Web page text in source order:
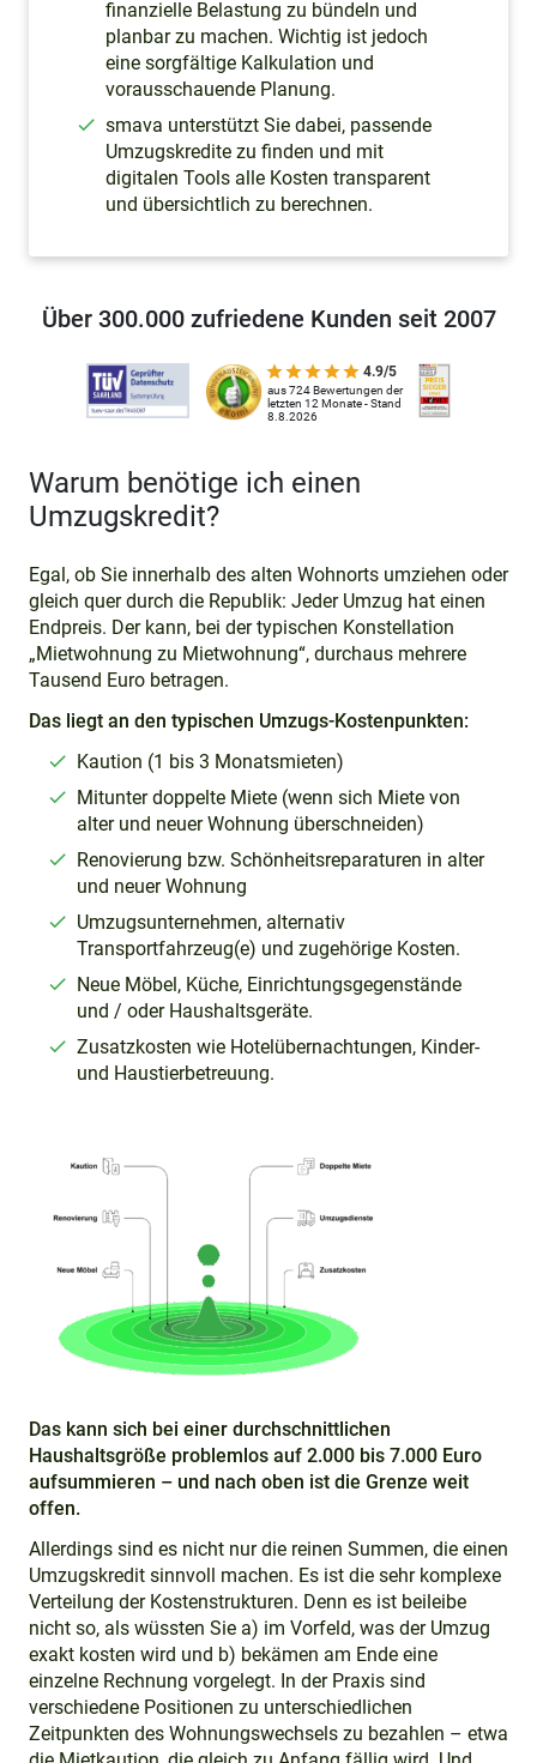
finanzielle Belastung zu bündeln und
planbar zu machen. Wichtig ist jedoch
eine sorgfältige Kalkulation und
vorausschauende Planung.
smava unterstützt Sie dabei, passende
Umzugskredite zu finden und mit
digitalen Tools alle Kosten transparent
und übersichtlich zu berechnen.
Über 300.000 zufriedene Kunden seit 2007
4.9/5
aus 724 Bewertungen der
letzten 12 Monate - Stand
8.8.2026
Warum benötige ich einen
Umzugskredit?
Egal, ob Sie innerhalb des alten Wohnorts umziehen oder
gleich quer durch die Republik: Jeder Umzug hat einen
Endpreis. Der kann, bei der typischen Konstellation
„Mietwohnung zu Mietwohnung“, durchaus mehrere
Tausend Euro betragen.
Das liegt an den typischen Umzugs-Kostenpunkten:
Kaution (1 bis 3 Monatsmieten)
Mitunter doppelte Miete (wenn sich Miete von
alter und neuer Wohnung überschneiden)
Renovierung bzw. Schönheitsreparaturen in alter
und neuer Wohnung
Umzugsunternehmen, alternativ
Transportfahrzeug(e) und zugehörige Kosten.
Neue Möbel, Küche, Einrichtungsgegenstände
und / oder Haushaltsgeräte.
Zusatzkosten wie Hotelübernachtungen, Kinder-
und Haustierbetreuung.
Das kann sich bei einer durchschnittlichen
Haushaltsgröße problemlos auf 2.000 bis 7.000 Euro
aufsummieren – und nach oben ist die Grenze weit
offen.
Allerdings sind es nicht nur die reinen Summen, die einen
Umzugskredit sinnvoll machen. Es ist die sehr komplexe
Verteilung der Kostenstrukturen. Denn es ist beileibe
nicht so, als wüssten Sie a) im Vorfeld, was der Umzug
exakt kosten wird und b) bekämen am Ende eine
einzelne Rechnung vorgelegt. In der Praxis sind
verschiedene Positionen zu unterschiedlichen
Zeitpunkten des Wohnungswechsels zu bezahlen – etwa